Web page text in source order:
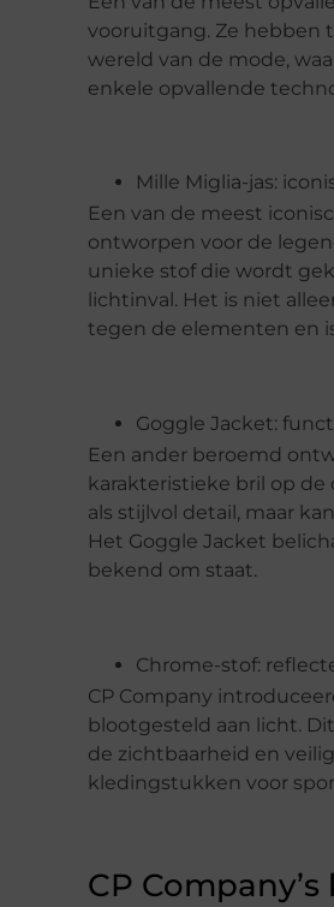
vooruitgang. Ze hebben
wereld van de mode,
enkele opvallende
Mille Miglia-jas:
Een van de meest
ontworpen voor de
unieke stof die wordt
lichtinval. Het is niet
tegen de elementen en
Goggle Jacket:
Een ander beroemd
karakteristieke bril op
als stijlvol detail, maar
Het Goggle Jacket
bekend om staat.
Chrome-stof:
CP Company
blootgesteld aan licht.
de zichtbaarheid en
kledingstukken voor
CP